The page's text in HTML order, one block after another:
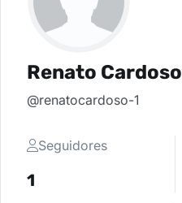
Renato Cardoso
@renatocardoso-1
Seguidores
1